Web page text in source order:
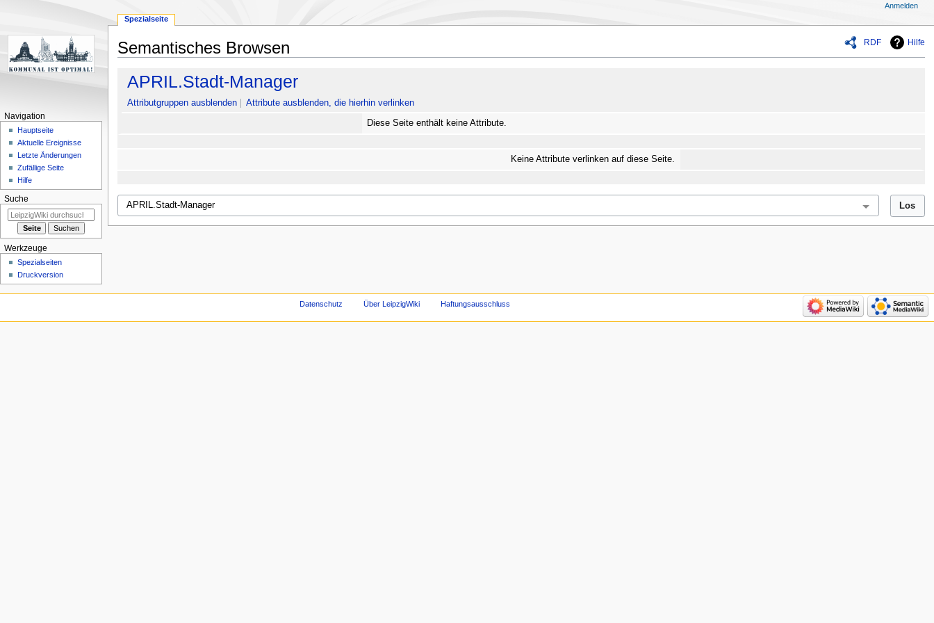
RDF Hilfe
Semantisches Browsen
Navigation
springen
Suche
springen
APRIL.Stadt-Manager
Attributgruppen ausblenden Attribute ausblenden, die hierhin verlinken
Diese Seite enthält keine Attribute.
Keine Attribute verlinken auf diese Seite.
Spezialseite
Anmelden
Navigation
Hauptseite
Aktuelle Ereignisse
Letzte Änderungen
Zufällige Seite
Hilfe
Suche
Werkzeuge
Spezialseiten
Druckversion
Datenschutz Über LeipzigWiki Haftungsausschluss